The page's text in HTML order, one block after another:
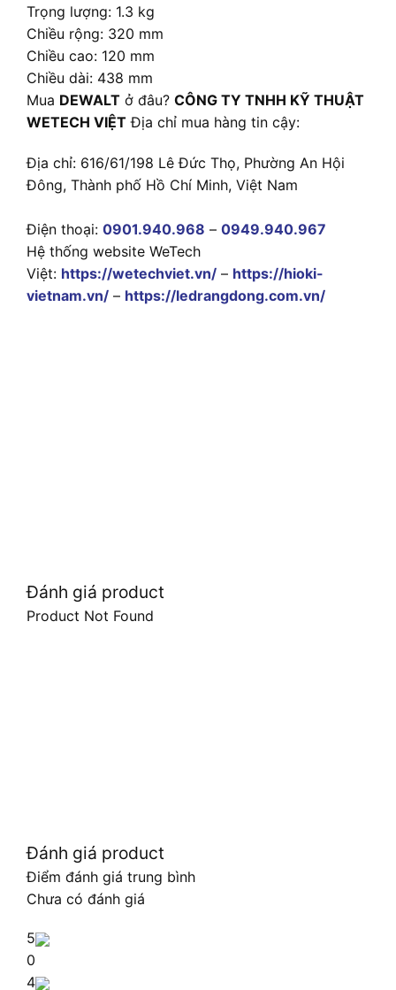
Trọng lượng: 1.3 kg
Chiều rộng: 320 mm
Chiều cao: 120 mm
Chiều dài: 438 mm
Mua DEWALT ở đâu? CÔNG TY TNHH KỸ THUẬT
WETECH VIỆT Địa chỉ mua hàng tin cậy:
Địa chỉ: 616/61/198 Lê Đức Thọ, Phường An Hội
Đông, Thành phố Hồ Chí Minh, Việt Nam
Điện thoại: 0901.940.968 – 0949.940.967
Hệ thống website WeTech
Việt: https://wetechviet.vn/ – https://hioki-
vietnam.vn/ – https://ledrangdong.com.vn/
Đánh giá product
Product Not Found
Đánh giá product
Điểm đánh giá trung bình
Chưa có đánh giá
5
0
4